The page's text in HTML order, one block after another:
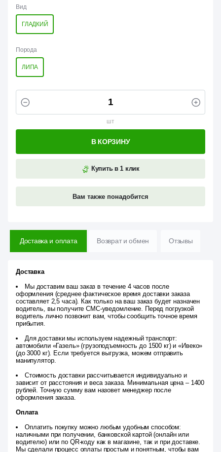
Вид
ГЛАДКИЙ
Порода
ЛИПА
шт
Купить в 1 клик
Вам также понадобится
В КОРЗИНУ
Доставка и оплата Возврат и обмен Отзывы
Доставка
Мы доставим ваш заказ в течение 4 часов после
оформления (среднее фактическое время доставки заказа
составляет 2,5 часа). Как только на ваш заказ будет назначен
водитель, вы получите СМС-уведомление. Перед погрузкой
водитель лично позвонит вам, чтобы сообщить точное время
прибытия.
Для доставки мы используем надежный транспорт:
автомобили «Газель» (грузоподъемность до 1500 кг) и «Ивеко»
(до 3000 кг). Если требуется выгрузка, можем отправить
манипулятор.
Стоимость доставки рассчитывается индивидуально и
зависит от расстояния и веса заказа. Минимальная цена – 1400
рублей. Точную сумму вам назовет менеджер после
оформления заказа.
Оплата
Оплатить покупку можно любым удобным способом:
наличными при получении, банковской картой (онлайн или
водителю) или по QR-коду как в магазине, так и при доставке.
Мы сделали процесс оплаты простым и понятным, чтобы вам